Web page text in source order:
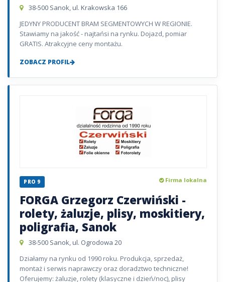
38-500 Sanok, ul. Krakowska 166
JEDYNY PRODUCENT BRAM SEGMENTOWYCH W REGIONIE.
Stawiamy na jakość - najtańsi na rynku. Dojazd, pomiar
GRATIS. Atrakcyjne ceny montażu.
ZOBACZ PROFIL
PRO 9 Firma lokalna
FORGA Grzegorz Czerwiński -
rolety, żaluzje, plisy, moskitiery,
poligrafia, Sanok
38-500 Sanok, ul. Ogrodowa 20
Działamy na rynku od 1990 roku. Produkcja, sprzedaż,
montaż i serwis naprawczy oraz doradztwo techniczne!
Oferujemy: żaluzje, rolety (klasyczne i dzień/noc), plisy